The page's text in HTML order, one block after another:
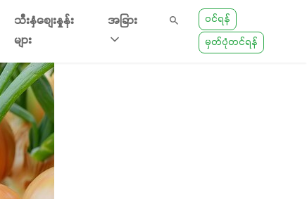
သီးနှံစျေးနှုန်း
များ
အခြား
ဝင်ရန်
မှတ်ပုံတင်ရန်